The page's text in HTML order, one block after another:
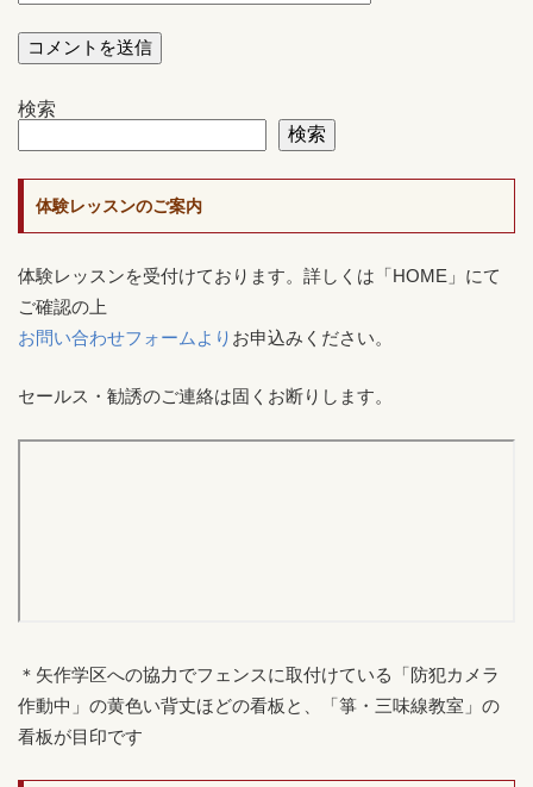
検索
検索
体験レッスンのご案内
体験レッスンを受付けております。詳しくは「HOME」にて
ご確認の上
お問い合わせフォームより お申込みください。
セールス・勧誘のご連絡は固くお断りします。
＊矢作学区への協力でフェンスに取付けている「防犯カメラ
作動中」の黄色い背丈ほどの看板と、「箏・三味線教室」の
看板が目印です